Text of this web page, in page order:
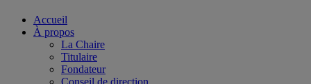
Accueil
À propos
La Chaire
Titulaire
Fondateur
Conseil de direction